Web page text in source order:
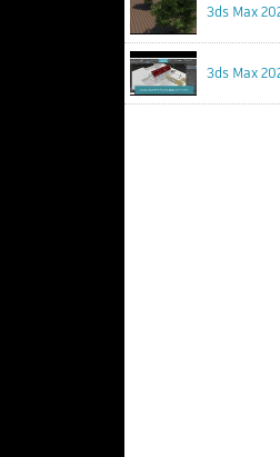
3ds Max
3ds Max